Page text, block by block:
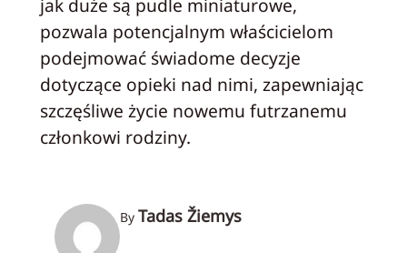
jak duże są pudle miniaturowe,
pozwala potencjalnym właścicielom
podejmować świadome decyzje
dotyczące opieki nad nimi, zapewniając
szczęśliwe życie nowemu futrzanemu
członkowi rodziny.
By Tadas Žiemys